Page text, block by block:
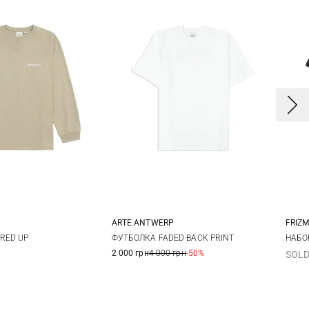
UP
S M L
ARTE ANTWERP
ФУТБОЛКА FADED BACK PRINT
2 000 грн4 000 грн-50%
M